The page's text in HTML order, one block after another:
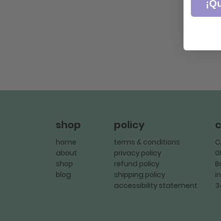
shop
home
about
shop
blog
policy
terms & conditions
privacy policy
refund policy
shipping policy
accessibility statement